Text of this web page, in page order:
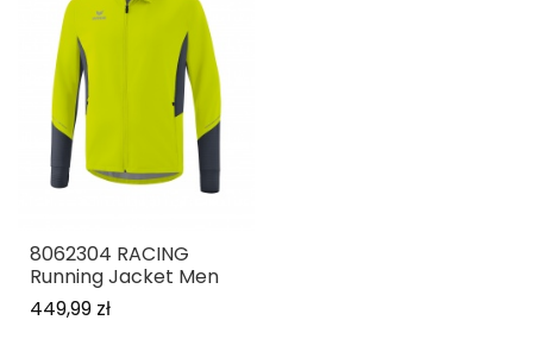
8062304 RACING
Running Jacket Men
449,99 zł